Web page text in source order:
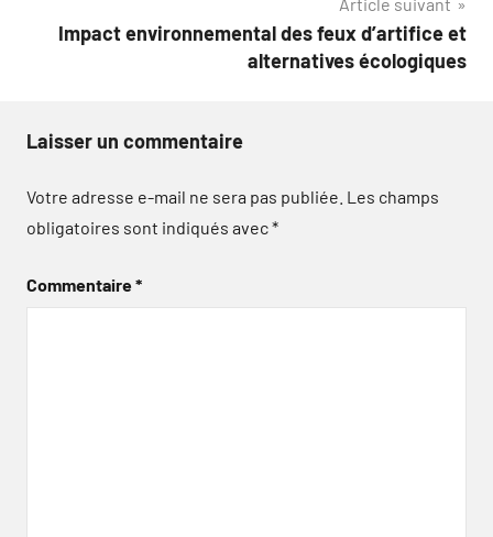
Impact environnemental des feux d’artifice et
alternatives écologiques
Laisser un commentaire
Votre adresse e-mail ne sera pas publiée. Les champs
obligatoires sont indiqués avec*
Commentaire*